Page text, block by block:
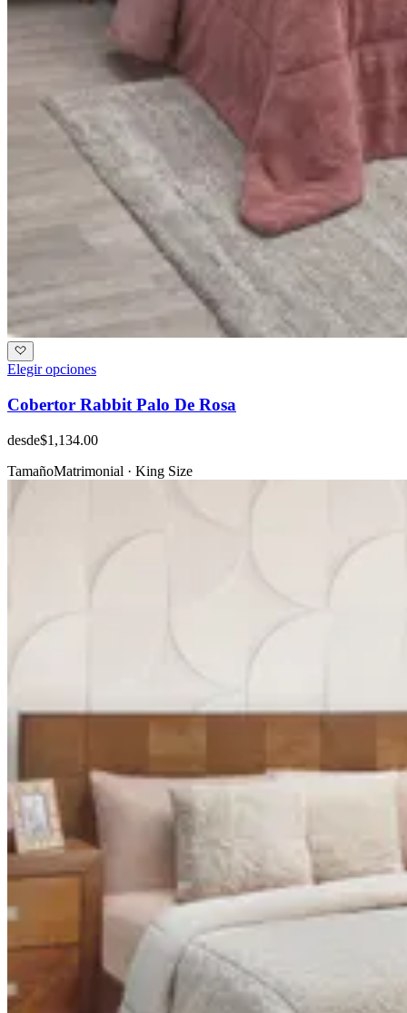
Elegir opciones
Cobertor Rabbit Palo De Rosa
desde$1,134.00
TamañoMatrimonial · King Size